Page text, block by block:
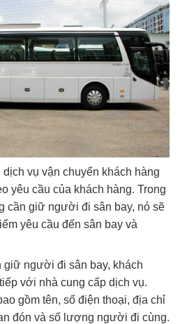
vụ vận chuyển khách hàng
yêu cầu của khách hàng. Trong
cần giữ người đi sân bay, nó sẽ
yêu cầu đến sân bay và
người đi sân bay, khách
với nhà cung cấp dịch vụ.
gồm tên, số điện thoại, địa chỉ
đón và số lượng người đi cùng.